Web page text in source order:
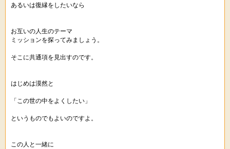
あるいは復縁をしたいなら
お互いの人生のテーマ
ミッションを探ってみましょう。
そこに共通項を見出すのです。
はじめは漠然と
「この世の中をよくしたい」
というものでもよいのですよ。
この人と一緒に